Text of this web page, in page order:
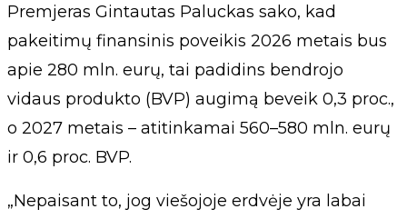
Premjeras Gintautas Paluckas sako, kad
pakeitimų finansinis poveikis 2026 metais bus
apie 280 mln. eurų, tai padidins bendrojo
vidaus produkto (BVP) augimą beveik 0,3 proc.,
o 2027 metais – atitinkamai 560–580 mln. eurų
ir 0,6 proc. BVP.
„Nepaisant to, jog viešojoje erdvėje yra labai